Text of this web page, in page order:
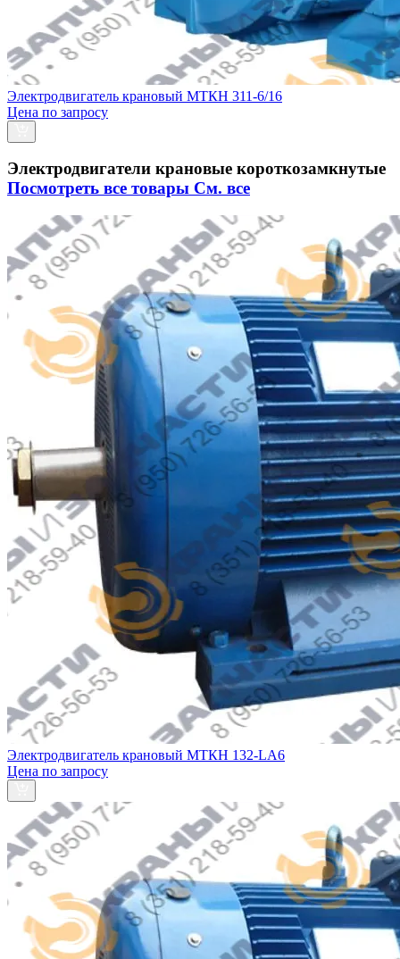
Электродвигатель крановый МТКН 311-6/16
Цена по запросу
Электродвигатели крановые короткозамкнутые
Посмотреть все товары См. все
Электродвигатель крановый МТКH 132-LA6
Цена по запросу